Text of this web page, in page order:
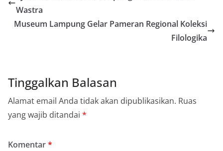
Wastra
Museum Lampung Gelar Pameran Regional Koleksi
Filologika
Tinggalkan Balasan
Alamat email Anda tidak akan dipublikasikan. Ruas
yang wajib ditandai *
Komentar*